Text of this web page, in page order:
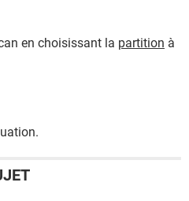
en choisissant la partition à